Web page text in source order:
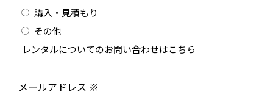
購入・見積もり
その他
レンタルについてのお問い合わせはこちら
メールアドレス ※